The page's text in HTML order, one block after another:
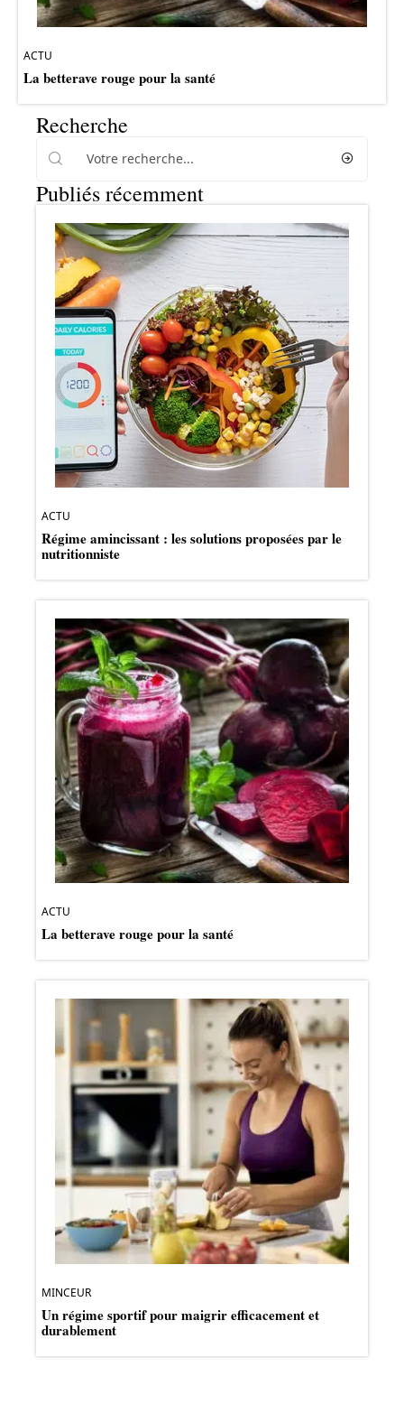
ACTU
La betterave rouge pour la santé
Recherche
Publiés récemment
ACTU
Régime amincissant : les solutions proposées par le
nutritionniste
ACTU
La betterave rouge pour la santé
MINCEUR
Un régime sportif pour maigrir efficacement et
durablement